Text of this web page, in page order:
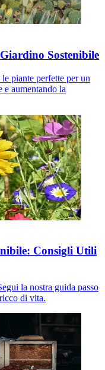
Sostenibile
piante perfette per un
e aumentando la
Consigli Utili
la nostra guida passo
di vita.